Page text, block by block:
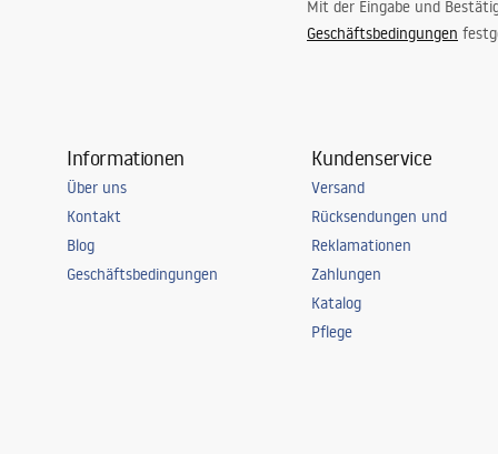
Mit der Eingabe und
Geschäftsbedingungen
Informationen
Über uns
Kontakt
Blog
Geschäftsbedingungen
Kundenservice
Versand
Rücksendungen und
Reklamationen
Zahlungen
Katalog
Pflege